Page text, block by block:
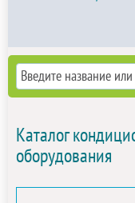
Каталог
оборудования